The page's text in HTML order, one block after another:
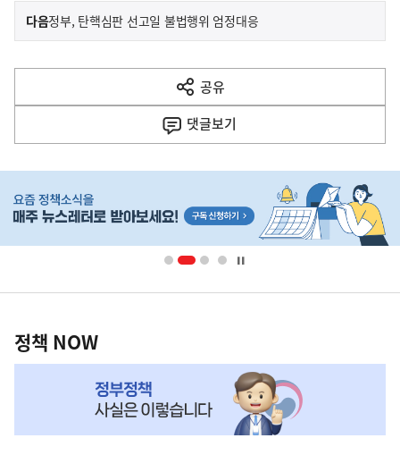
이
전
다
음
다음기
사
정부, 탄핵심판 선고일 불법행위 엄정대응
공유
열
기
댓글보기
단
영
책
NOW,
정책 NOW